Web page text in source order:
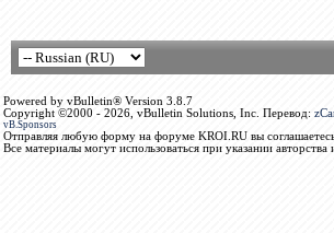
Powered by vBulletin® Version 3.8.7
Copyright ©2000 - 2026, vBulletin Solutions, Inc. Перевод:
vB.Sponsors
Отправляя любую форму на форуме KROI.RU вы
Все материалы могут использоваться при указании